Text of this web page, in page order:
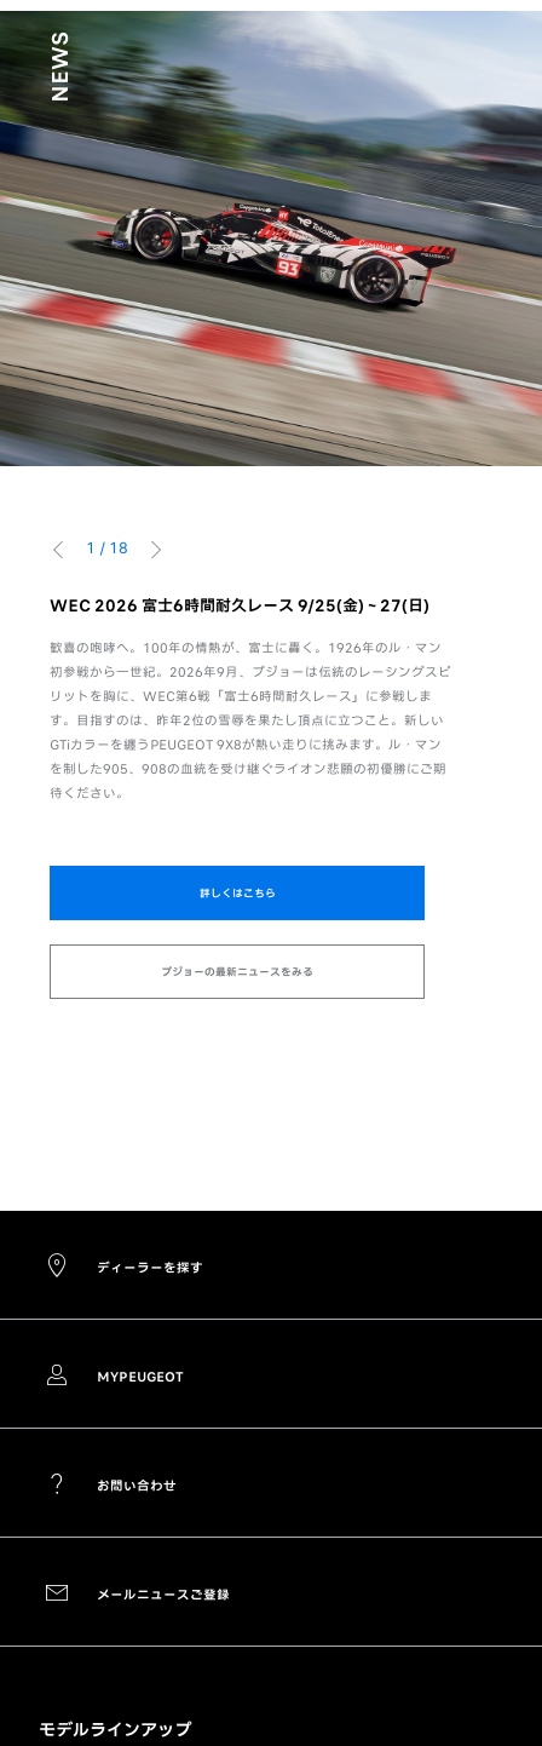
NEWS
1 / 18
WEC 2026 富士6時間耐久レース 9/25(金)～27(日)
歓喜の咆哮へ。100年の情熱が、富士に轟く。1926年のル・マン
初参戦から一世紀。2026年9月、プジョーは伝統のレーシングスピ
リットを胸に、WEC第6戦「富士6時間耐久レース」に参戦しま
す。目指すのは、昨年2位の雪辱を果たし頂点に立つこと。新しい
GTiカラーを纏うPEUGEOT 9X8が熱い走りに挑みます。ル・マン
を制した905、908の血統を受け継ぐライオン悲願の初優勝にご期
待ください。
詳しくはこちら
プジョーの最新ニュースをみる
ディーラーを探す
MYPEUGEOT
お問い合わせ
メールニュースご登録
モデルラインアップ